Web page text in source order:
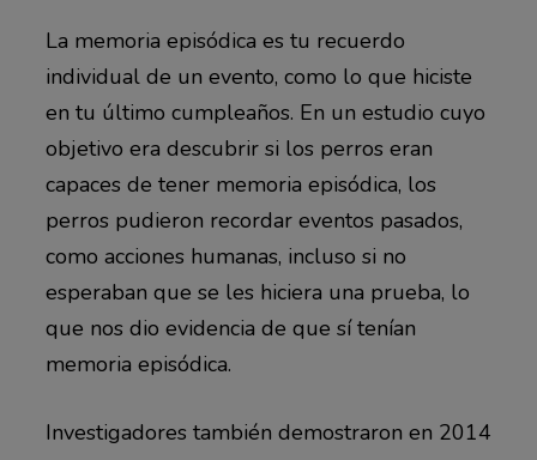
La memoria episódica es tu recuerdo
individual de un evento, como lo que hiciste
en tu último cumpleaños. En un estudio cuyo
objetivo era descubrir si los perros eran
capaces de tener memoria episódica, los
perros pudieron recordar eventos pasados,
como acciones humanas, incluso si no
esperaban que se les hiciera una prueba, lo
que nos dio evidencia de que sí tenían
memoria episódica.
Investigadores también demostraron en 2014